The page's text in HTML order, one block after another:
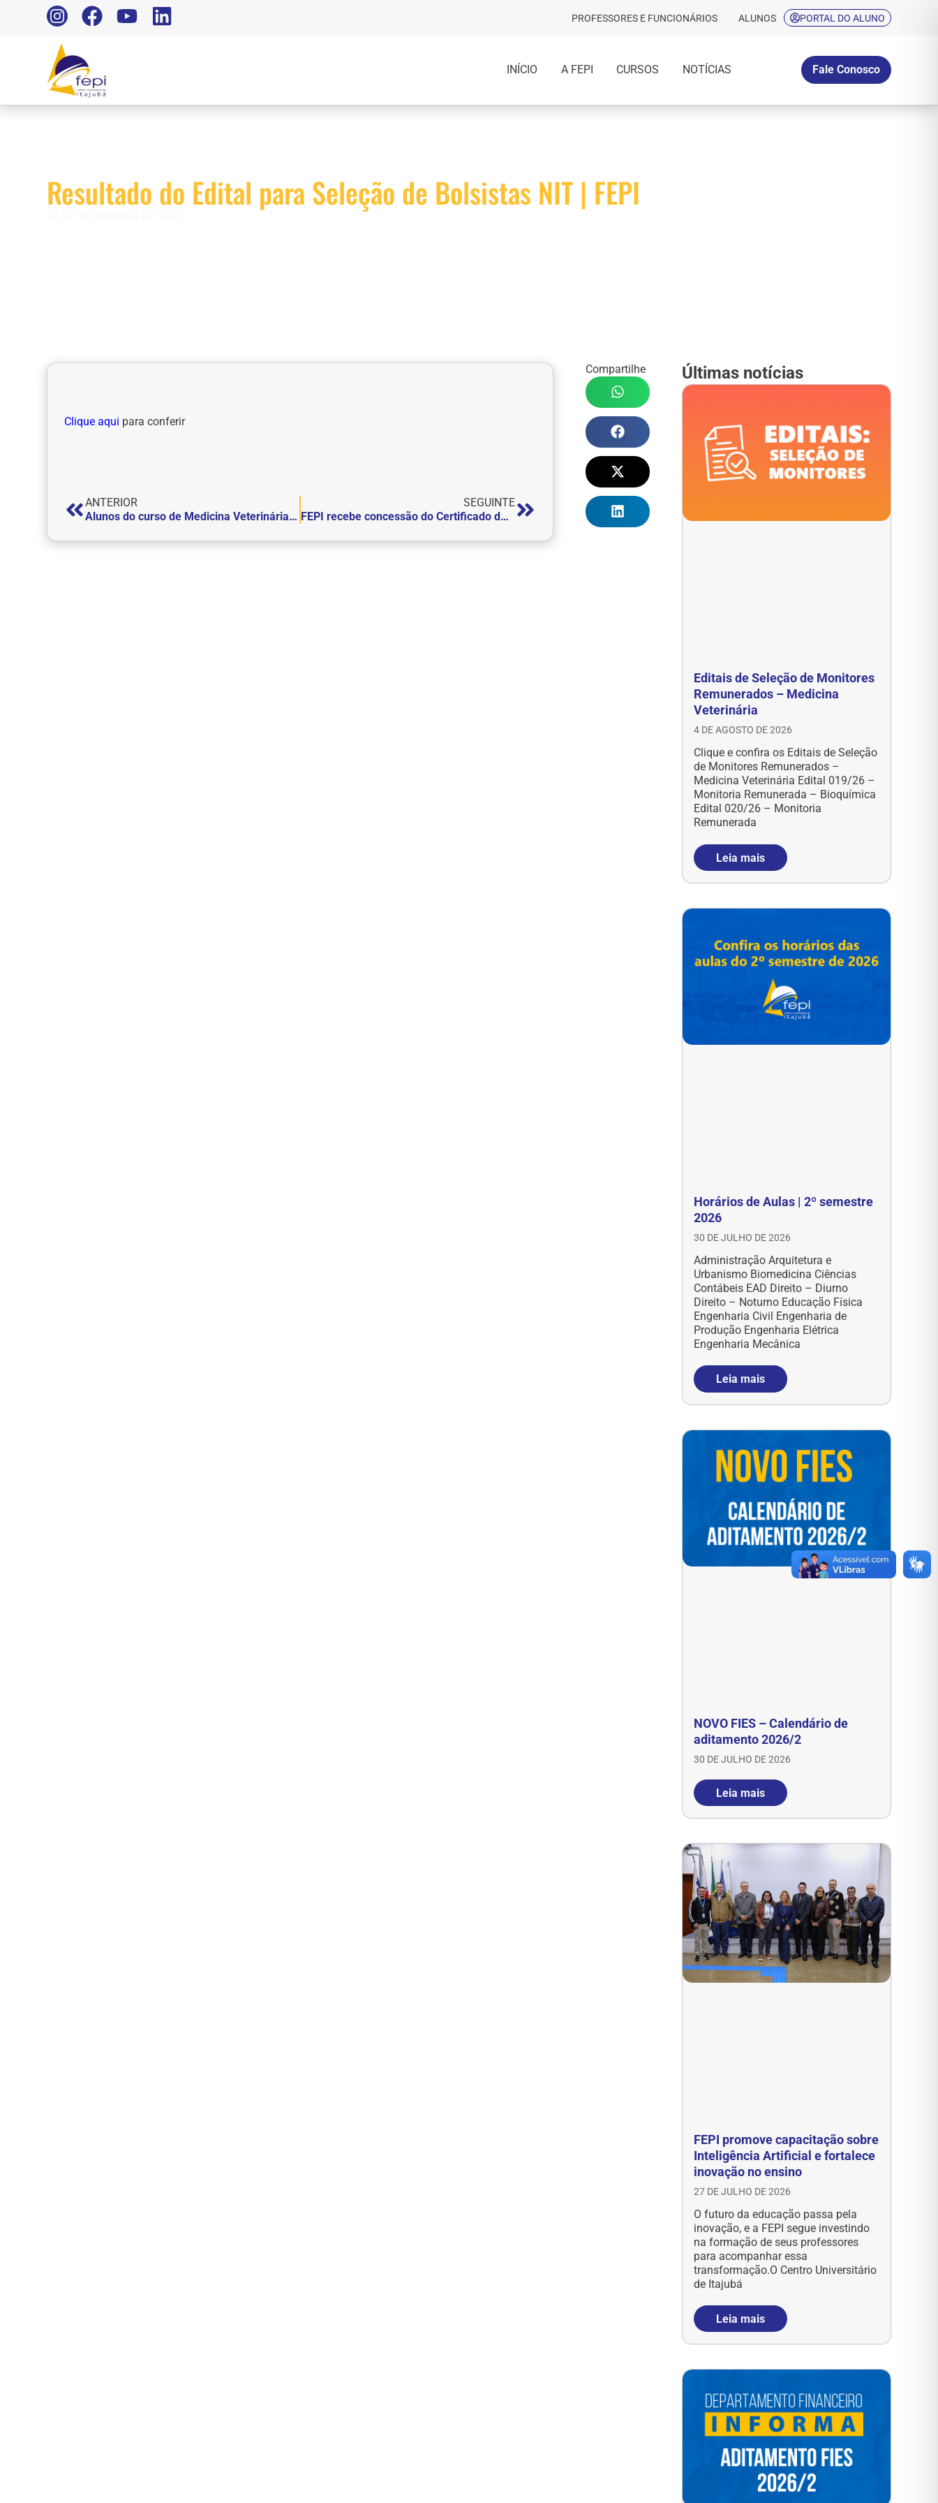
PROFESSORES E FUNCIONÁRIOS ALUNOS PORTAL DO ALUNO
INÍCIO A FEPI CURSOS NOTÍCIAS Fale Conosco
Resultado do Edital para Seleção de Bolsistas NIT | FEPI
Clique aqui para conferir
ANTERIOR
Alunos do curso de Medicina Veterinária participam de aulas práticas de Forragicultura
SEGUINTE
FEPI recebe concessão do Certificado de Entidade Beneficente de Assistência Social – CEBAS
Compartilhe Últimas notícias
Editais de Seleção de Monitores
Remunerados – Medicina
Veterinária
4 DE AGOSTO DE 2026
Clique e confira os Editais de Seleção
de Monitores Remunerados –
Medicina Veterinária Edital 019/26 –
Monitoria Remunerada – Bioquímica
Edital 020/26 – Monitoria
Remunerada
Leia mais
Horários de Aulas | 2º semestre
2026
30 DE JULHO DE 2026
Administração Arquitetura e
Urbanismo Biomedicina Ciências
Contábeis EAD Direito – Diurno
Direito – Noturno Educação Física
Engenharia Civil Engenharia de
Produção Engenharia Elétrica
Engenharia Mecânica
Leia mais
NOVO FIES – Calendário de
aditamento 2026/2
30 DE JULHO DE 2026
Leia mais
FEPI promove capacitação sobre
Inteligência Artificial e fortalece
inovação no ensino
27 DE JULHO DE 2026
O futuro da educação passa pela
inovação, e a FEPI segue investindo
na formação de seus professores
para acompanhar essa
transformação.O Centro Universitário
de Itajubá
Leia mais